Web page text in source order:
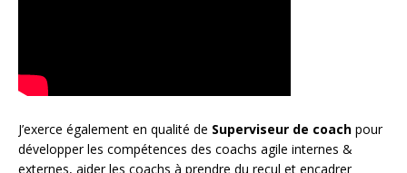
J’exerce également en qualité de Superviseur de coach pour
développer les compétences des coachs agile internes &
externes, aider les coachs à prendre du recul et encadrer